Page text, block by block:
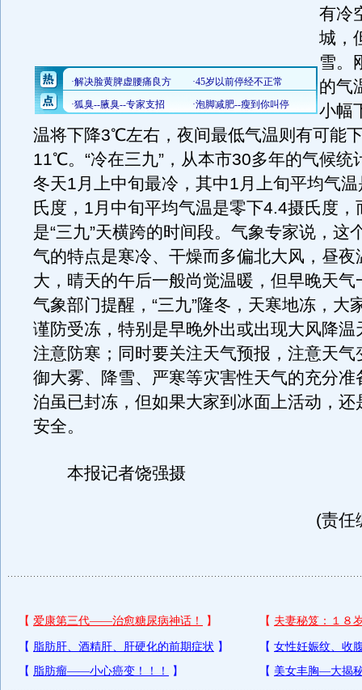
有冷
城，
雪。
的气
小幅
温将下降3℃左右，夜间最低气温则有可能
11℃。“冷在三九”，从本市30多年的气候统
冬天1月上中旬最冷，其中1月上旬平均气
氏度，1月中旬平均气温是零下4.4摄氏度，
是“三九”天横跨的时间段。气象专家说，这
气的特点是寒冷、干燥而多偏北大风，昼夜
大，晴天的午后一般尚觉温暖，但早晚天气
气象部门提醒，“三九”隆冬，天寒地冻，大
谨防受冻，特别是早晚外出或出现大风降温
注意防寒；同时要关注天气预报，注意天气
御大雾、降雪、严寒等灾害性天气的充分准
泊虽已封冻，但如果大家到冰面上活动，还
安全。
本报记者饶强摄
(责任